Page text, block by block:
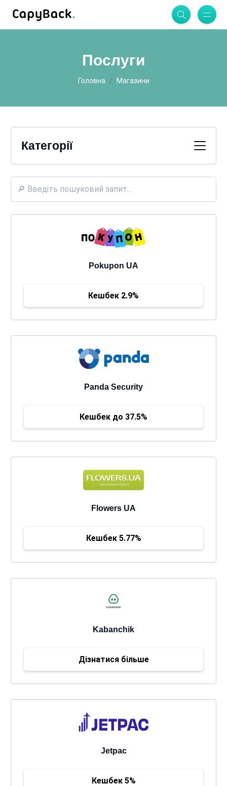
Послуги
Головна Магазини
Категорії
Pokupon UA
Кешбек 2.9%
Panda Security
Кешбек до 37.5%
Flowers UA
Кешбек 5.77%
Kabanchik
Дізнатися більше
Jetpac
Кешбек 5%